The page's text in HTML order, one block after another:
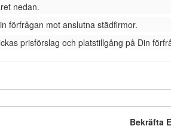
nedan.
förfrågan mot anslutna städfirmor.
prisförslag och platstillgång på Din
Bekräfta